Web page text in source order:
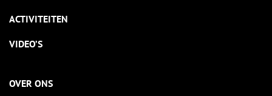
ACTIVITEITEN
VIDEO’S
OVER ONS